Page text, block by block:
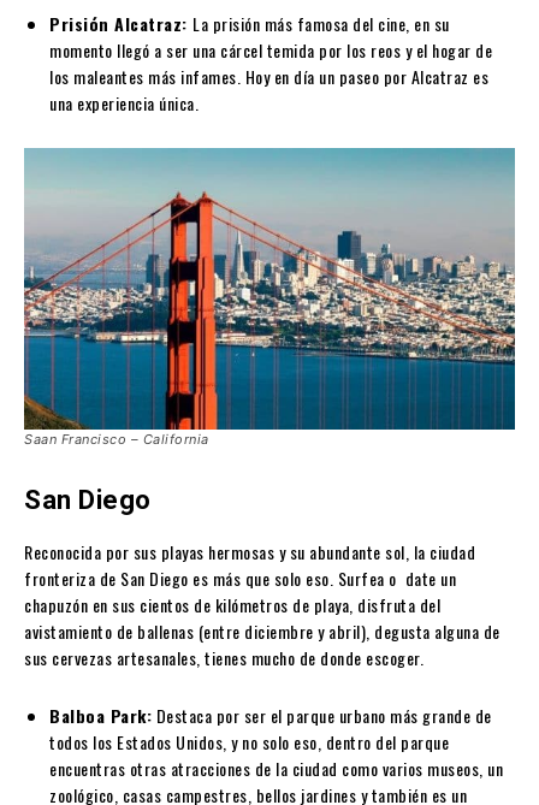
Prisión Alcatraz: La prisión más famosa del cine, en su
momento llegó a ser una cárcel temida por los reos y el hogar de
los maleantes más infames. Hoy en día un paseo por Alcatraz es
una experiencia única.
Saan Francisco – California
San Diego
Reconocida por sus playas hermosas y su abundante sol, la ciudad
fronteriza de San Diego es más que solo eso. Surfea o date un
chapuzón en sus cientos de kilómetros de playa, disfruta del
avistamiento de ballenas (entre diciembre y abril), degusta alguna de
sus cervezas artesanales, tienes mucho de donde escoger.
Balboa Park: Destaca por ser el parque urbano más grande de
todos los Estados Unidos, y no solo eso, dentro del parque
encuentras otras atracciones de la ciudad como varios museos, un
zoológico, casas campestres, bellos jardines y también es un